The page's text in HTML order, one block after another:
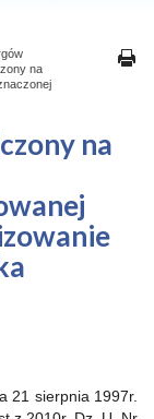
na
na
21 sierpnia 1997r.